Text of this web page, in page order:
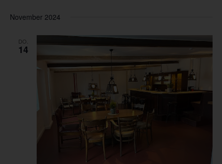
November 2024
DO.
14